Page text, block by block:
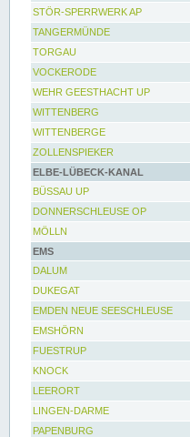
STÖR-SPERRWERK AP
TANGERMÜNDE
TORGAU
VOCKERODE
WEHR GEESTHACHT UP
WITTENBERG
WITTENBERGE
ZOLLENSPIEKER
ELBE-LÜBECK-KANAL
BÜSSAU UP
DONNERSCHLEUSE OP
MÖLLN
EMS
DALUM
DUKEGAT
EMDEN NEUE SEESCHLEUSE
EMSHÖRN
FUESTRUP
KNOCK
LEERORT
LINGEN-DARME
PAPENBURG